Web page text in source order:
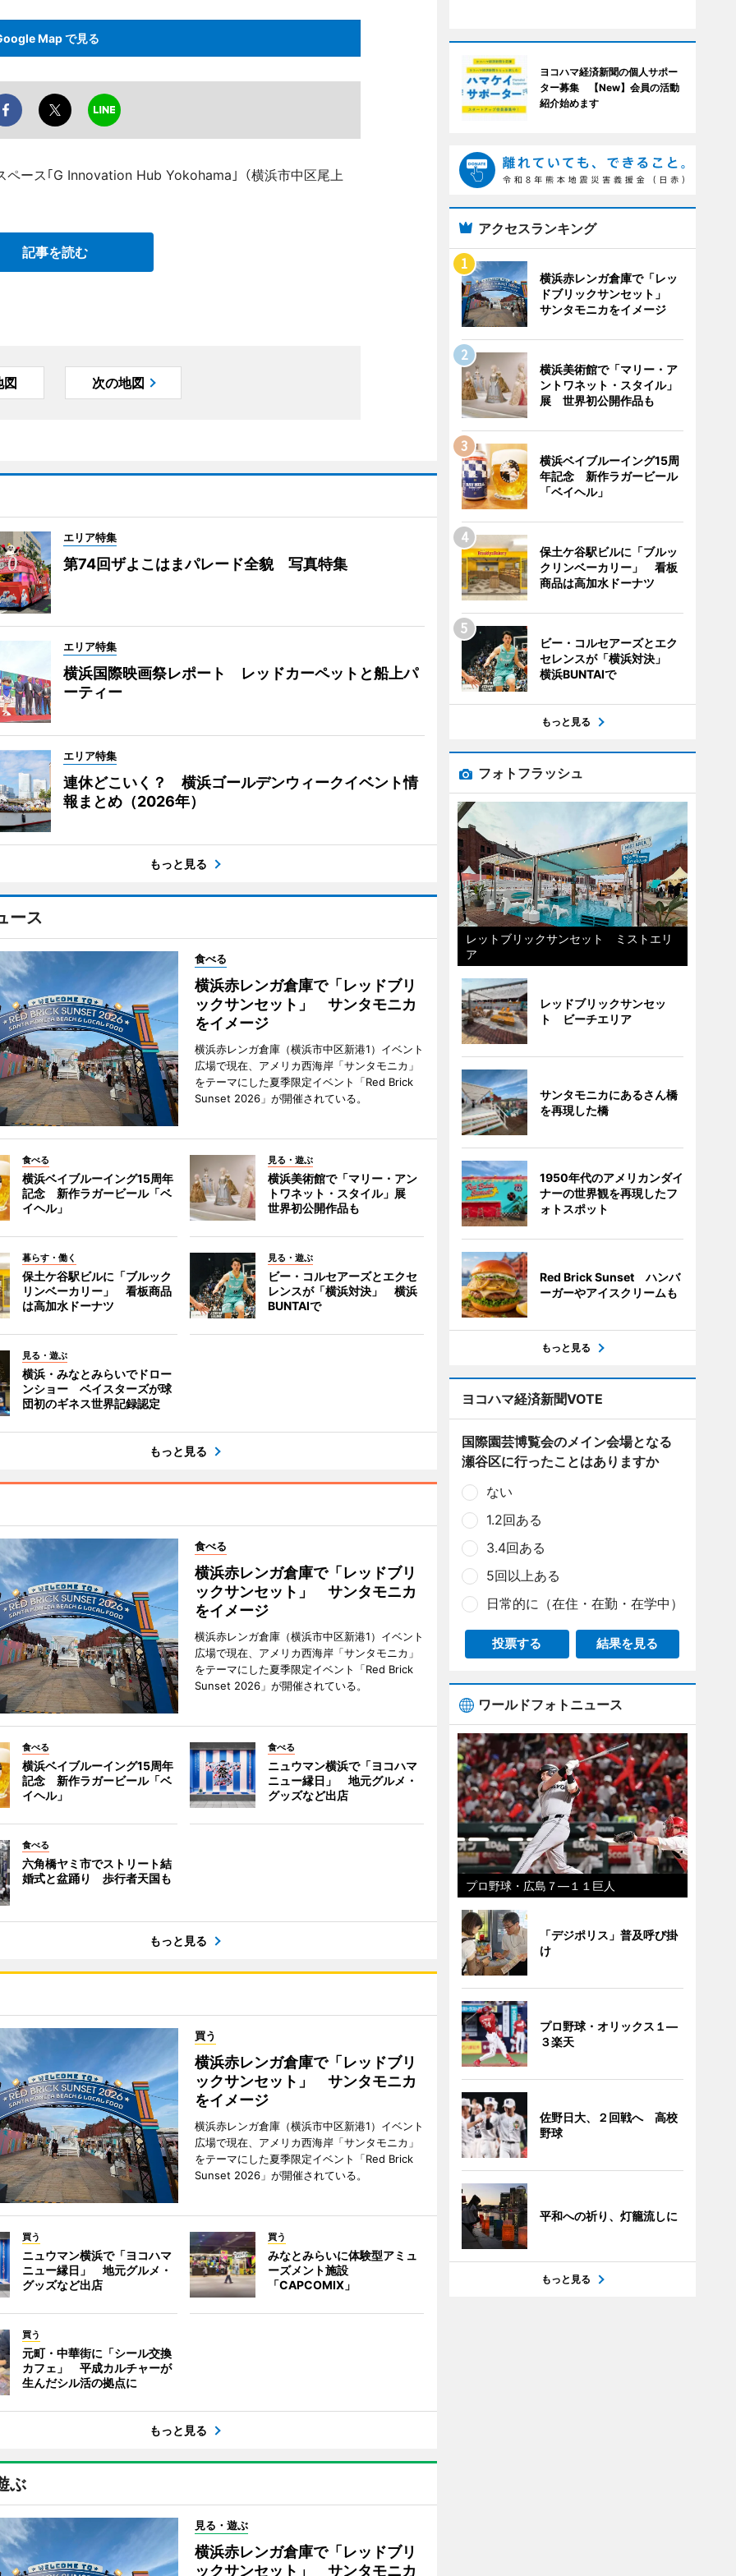
Map で見る
ペース｢G Innovation Hub Yokohama｣（横浜市中区尾上
記事を読む
図 次の地図
エリア特集
第74回ザよこはまパレード全貌 写真特集
エリア特集
横浜国際映画祭レポート レッドカーペットと船上パ
ーティー
エリア特集
連休どこいく？ 横浜ゴールデンウィークイベント情
報まとめ（2026年）
もっと見る
ース
食べる
横浜赤レンガ倉庫で「レッドブリ
ックサンセット」 サンタモニカ
をイメージ
横浜赤レンガ倉庫（横浜市中区新港1）イベント
広場で現在、アメリカ西海岸「サンタモニカ」
をテーマにした夏季限定イベント「Red Brick
Sunset 2026」が開催されている。
食べる
横浜ベイブルーイング15周年
記念 新作ラガービール「ベ
イヘル」
見る・遊ぶ
横浜美術館で「マリー・アン
トワネット・スタイル」展
世界初公開作品も
暮らす・働く
保土ケ谷駅ビルに「ブルック
リンベーカリー」 看板商品
は高加水ドーナツ
見る・遊ぶ
ビー・コルセアーズとエクセ
レンスが「横浜対決」 横浜
BUNTAIで
見る・遊ぶ
横浜・みなとみらいでドロー
ンショー ベイスターズが球
団初のギネス世界記録認定
もっと見る
食べる
横浜赤レンガ倉庫で「レッドブリ
ックサンセット」 サンタモニカ
をイメージ
横浜赤レンガ倉庫（横浜市中区新港1）イベント
広場で現在、アメリカ西海岸「サンタモニカ」
をテーマにした夏季限定イベント「Red Brick
Sunset 2026」が開催されている。
食べる
横浜ベイブルーイング15周年
記念 新作ラガービール「ベ
イヘル」
食べる
ニュウマン横浜で「ヨコハマ
ニュー縁日」 地元グルメ・
グッズなど出店
食べる
六角橋ヤミ市でストリート結
婚式と盆踊り 歩行者天国も
もっと見る
買う
横浜赤レンガ倉庫で「レッドブリ
ックサンセット」 サンタモニカ
をイメージ
横浜赤レンガ倉庫（横浜市中区新港1）イベント
広場で現在、アメリカ西海岸「サンタモニカ」
をテーマにした夏季限定イベント「Red Brick
Sunset 2026」が開催されている。
買う
ニュウマン横浜で「ヨコハマ
ニュー縁日」 地元グルメ・
グッズなど出店
買う
みなとみらいに体験型アミュ
ーズメント施設
「CAPCOMIX」
買う
元町・中華街に「シール交換
カフェ」 平成カルチャーが
生んだシル活の拠点に
もっと見る
ぶ
見る・遊ぶ
横浜赤レンガ倉庫で「レッドブリ
ックサンセット」 サンタモニカ
ヨコハマ経済新聞の個人サポー
ター募集 【New】会員の活動
紹介始めます
アクセスランキング
横浜赤レンガ倉庫で「レッ
ドブリックサンセット」
サンタモニカをイメージ
横浜美術館で「マリー・ア
ントワネット・スタイル」
展 世界初公開作品も
横浜ベイブルーイング15周
年記念 新作ラガービール
「ベイヘル」
保土ケ谷駅ビルに「ブルッ
クリンベーカリー」 看板
商品は高加水ドーナツ
ビー・コルセアーズとエク
セレンスが「横浜対決」
横浜BUNTAIで
もっと見る
フォトフラッシュ
レットブリックサンセット ミストエリ
ア
レッドブリックサンセッ
ト ビーチエリア
サンタモニカにあるさん橋
を再現した橋
1950年代のアメリカンダイ
ナーの世界観を再現したフ
ォトスポット
Red Brick Sunset ハンバ
ーガーやアイスクリームも
もっと見る
ヨコハマ経済新聞VOTE
国際園芸博覧会のメイン会場となる
瀬谷区に行ったことはありますか
ない
1.2回ある
3.4回ある
5回以上ある
日常的に（在住・在勤・在学中）
投票する 結果を見る
ワールドフォトニュース
プロ野球・広島７―１１巨人
「デジポリス」普及呼び掛
け
プロ野球・オリックス１―
３楽天
佐野日大、２回戦へ 高校
野球
平和への祈り、灯籠流しに
もっと見る